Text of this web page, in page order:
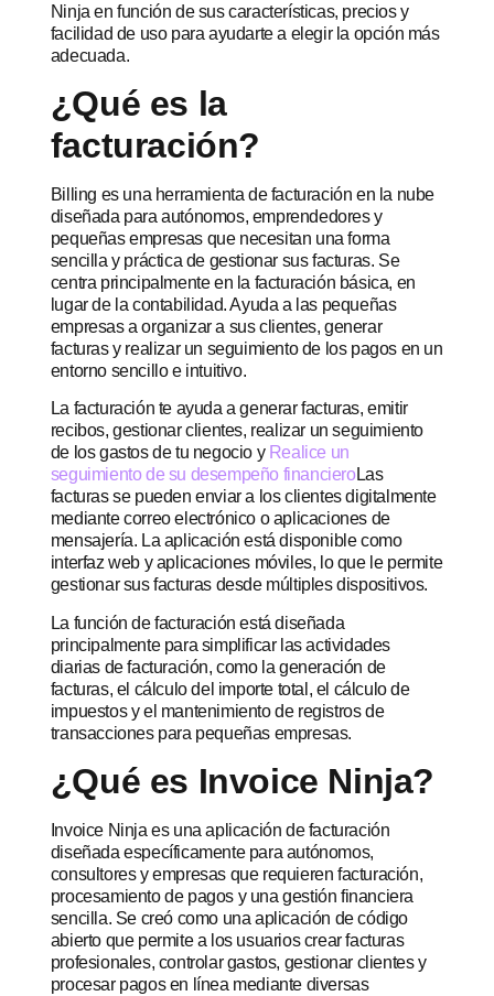
Ninja en función de sus características, precios y
facilidad de uso para ayudarte a elegir la opción más
adecuada.
¿Qué es la
facturación?
Billing es una herramienta de facturación en la nube
diseñada para autónomos, emprendedores y
pequeñas empresas que necesitan una forma
sencilla y práctica de gestionar sus facturas. Se
centra principalmente en la facturación básica, en
lugar de la contabilidad. Ayuda a las pequeñas
empresas a organizar a sus clientes, generar
facturas y realizar un seguimiento de los pagos en un
entorno sencillo e intuitivo.
La facturación te ayuda a generar facturas, emitir
recibos, gestionar clientes, realizar un seguimiento
de los gastos de tu negocio y Realice un
seguimiento de su desempeño financieroLas
facturas se pueden enviar a los clientes digitalmente
mediante correo electrónico o aplicaciones de
mensajería. La aplicación está disponible como
interfaz web y aplicaciones móviles, lo que le permite
gestionar sus facturas desde múltiples dispositivos.
La función de facturación está diseñada
principalmente para simplificar las actividades
diarias de facturación, como la generación de
facturas, el cálculo del importe total, el cálculo de
impuestos y el mantenimiento de registros de
transacciones para pequeñas empresas.
¿Qué es Invoice Ninja?
Invoice Ninja es una aplicación de facturación
diseñada específicamente para autónomos,
consultores y empresas que requieren facturación,
procesamiento de pagos y una gestión financiera
sencilla. Se creó como una aplicación de código
abierto que permite a los usuarios crear facturas
profesionales, controlar gastos, gestionar clientes y
procesar pagos en línea mediante diversas